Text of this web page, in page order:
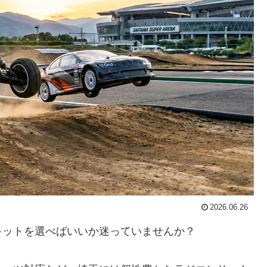
2026.06.26
トを選べばいいか迷っていませんか？